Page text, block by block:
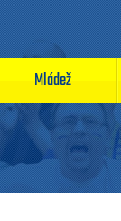
Mládež